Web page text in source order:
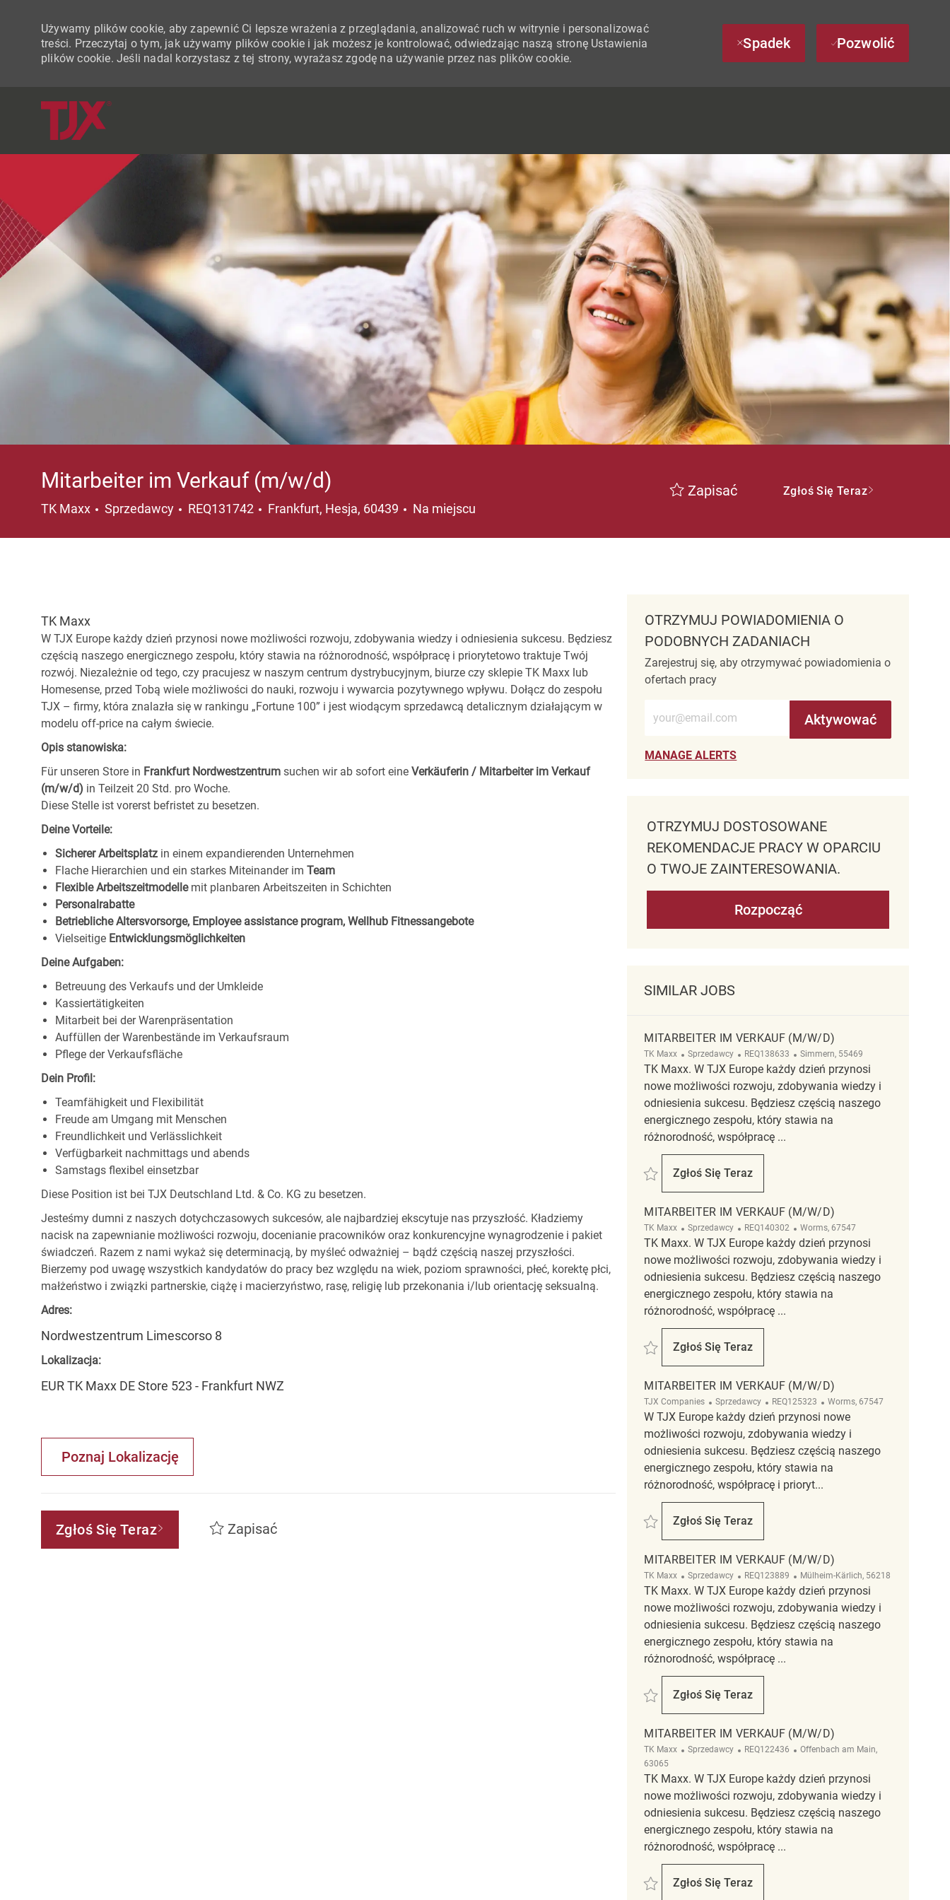
Używamy plików cookie, aby zapewnić Ci lepsze wrażenia z przeglądania, analizować ruch w witrynie i personalizować
treści. Przeczytaj o tym, jak używamy plików cookie i jak możesz je kontrolować, odwiedzając naszą stronę Ustawienia
plików cookie. Jeśli nadal korzystasz z tej strony, wyrażasz zgodę na używanie przez nas plików cookie.
Spadek Pozwolić
Mitarbeiter im Verkauf (m/w/d)
TK Maxx Kategoria
Sprzedawcy REQ131742 Lokalizacja
Frankfurt, Hesja, 60439 Na miejscu
Zapisać Zgłoś Się Teraz
TK Maxx
W TJX Europe każdy dzień przynosi nowe możliwości rozwoju, zdobywania wiedzy i odniesienia sukcesu. Będziesz
częścią naszego energicznego zespołu, który stawia na różnorodność, współpracę i priorytetowo traktuje Twój
rozwój. Niezależnie od tego, czy pracujesz w naszym centrum dystrybucyjnym, biurze czy sklepie TK Maxx lub
Homesense, przed Tobą wiele możliwości do nauki, rozwoju i wywarcia pozytywnego wpływu. Dołącz do zespołu
TJX – firmy, która znalazła się w rankingu „Fortune 100” i jest wiodącym sprzedawcą detalicznym działającym w
modelu off-price na całym świecie.
Opis stanowiska:
Für unseren Store in Frankfurt Nordwestzentrum suchen wir ab sofort eine Verkäuferin / Mitarbeiter im Verkauf
(m/w/d) in Teilzeit 20 Std. pro Woche.
Diese Stelle ist vorerst befristet zu besetzen.
Deine Vorteile:
Sicherer Arbeitsplatz in einem expandierenden Unternehmen
Flache Hierarchien und ein starkes Miteinander im Team
Flexible Arbeitszeitmodelle mit planbaren Arbeitszeiten in Schichten
Personalrabatte
Betriebliche Altersvorsorge, Employee assistance program, Wellhub Fitnessangebote
Vielseitige Entwicklungsmöglichkeiten
Deine Aufgaben:
Betreuung des Verkaufs und der Umkleide
Kassiertätigkeiten
Mitarbeit bei der Warenpräsentation
Auffüllen der Warenbestände im Verkaufsraum
Pflege der Verkaufsfläche
Dein Profil:
Teamfähigkeit und Flexibilität
Freude am Umgang mit Menschen
Freundlichkeit und Verlässlichkeit
Verfügbarkeit nachmittags und abends
Samstags flexibel einsetzbar
Diese Position ist bei TJX Deutschland Ltd. & Co. KG zu besetzen.
Jesteśmy dumni z naszych dotychczasowych sukcesów, ale najbardziej ekscytuje nas przyszłość. Kładziemy
nacisk na zapewnianie możliwości rozwoju, docenianie pracowników oraz konkurencyjne wynagrodzenie i pakiet
świadczeń. Razem z nami wykaż się determinacją, by myśleć odważniej – bądź częścią naszej przyszłości.
Bierzemy pod uwagę wszystkich kandydatów do pracy bez względu na wiek, poziom sprawności, płeć, korektę płci,
małżeństwo i związki partnerskie, ciążę i macierzyństwo, rasę, religię lub przekonania i/lub orientację seksualną.
Adres:
Nordwestzentrum Limescorso 8
Lokalizacja:
EUR TK Maxx DE Store 523 - Frankfurt NWZ
Poznaj Lokalizację
Zgłoś Się Teraz Zapisać
OTRZYMUJ POWIADOMIENIA O
PODOBNYCH ZADANIACH
Zarejestruj się, aby otrzymywać powiadomienia o
ofertach pracy
Wprowadź adres e-mail (wymagane)
Aktywować
MANAGE ALERTS
OTRZYMUJ DOSTOSOWANE
REKOMENDACJE PRACY W OPARCIU
O TWOJE ZAINTERESOWANIA.
Rozpocząć
SIMILAR JOBS
MITARBEITER IM VERKAUF (M/W/D)
TK Maxx Kategoria
Sprzedawcy ReqId
REQ138633 Lokalizacja
Simmern, 55469
TK Maxx. W TJX Europe każdy dzień przynosi
nowe możliwości rozwoju, zdobywania wiedzy i
odniesienia sukcesu. Będziesz częścią naszego
energicznego zespołu, który stawia na
różnorodność, współpracę ...
Zapisać Mitarbeiter im Verkauf (m/w/d) REQ138633
Zgłoś Się Teraz
Mitarbeiter Im Verkauf (m/w/d)
MITARBEITER IM VERKAUF (M/W/D)
TK Maxx Kategoria
Sprzedawcy ReqId
REQ140302 Lokalizacja
Worms, 67547
TK Maxx. W TJX Europe każdy dzień przynosi
nowe możliwości rozwoju, zdobywania wiedzy i
odniesienia sukcesu. Będziesz częścią naszego
energicznego zespołu, który stawia na
różnorodność, współpracę ...
Zapisać Mitarbeiter im Verkauf (m/w/d) REQ140302
Zgłoś Się Teraz
Mitarbeiter Im Verkauf (m/w/d)
MITARBEITER IM VERKAUF (M/W/D)
TJX Companies Kategoria
Sprzedawcy ReqId
REQ125323 Lokalizacja
Worms, 67547
W TJX Europe każdy dzień przynosi nowe
możliwości rozwoju, zdobywania wiedzy i
odniesienia sukcesu. Będziesz częścią naszego
energicznego zespołu, który stawia na
różnorodność, współpracę i prioryt...
Zapisać Mitarbeiter im Verkauf (M/W/D) REQ125323
Zgłoś Się Teraz
Mitarbeiter Im Verkauf (M/W/D)
MITARBEITER IM VERKAUF (M/W/D)
TK Maxx Kategoria
Sprzedawcy ReqId
REQ123889 Lokalizacja
Mülheim-Kärlich, 56218
TK Maxx. W TJX Europe każdy dzień przynosi
nowe możliwości rozwoju, zdobywania wiedzy i
odniesienia sukcesu. Będziesz częścią naszego
energicznego zespołu, który stawia na
różnorodność, współpracę ...
Zapisać Mitarbeiter im Verkauf (m/w/d) REQ123889
Zgłoś Się Teraz
Mitarbeiter Im Verkauf (m/w/d)
MITARBEITER IM VERKAUF (M/W/D)
TK Maxx Kategoria
Sprzedawcy ReqId
REQ122436 Lokalizacja
Offenbach am Main,
63065
TK Maxx. W TJX Europe każdy dzień przynosi
nowe możliwości rozwoju, zdobywania wiedzy i
odniesienia sukcesu. Będziesz częścią naszego
energicznego zespołu, który stawia na
różnorodność, współpracę ...
Zapisać Mitarbeiter im Verkauf (m/w/d) REQ122436
Zgłoś Się Teraz
Mitarbeiter Im Verkauf (m/w/d)